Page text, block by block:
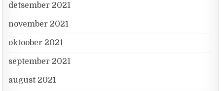
detsember 2021
november 2021
oktoober 2021
september 2021
august 2021